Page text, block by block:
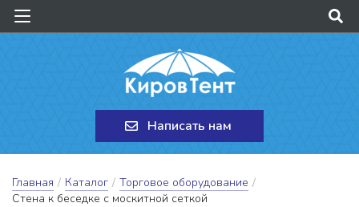
Написать нам
Главная / Каталог / Торговое оборудование /
Стена к беседке с москитной сеткой